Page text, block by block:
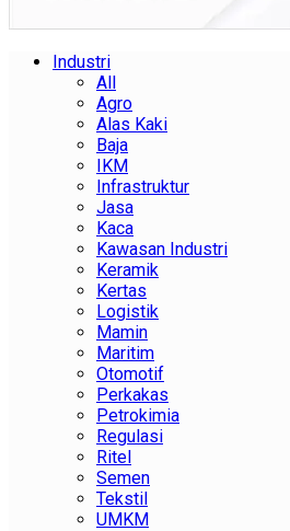
Industri
All
Agro
Alas Kaki
Baja
IKM
Infrastruktur
Jasa
Kaca
Kawasan Industri
Keramik
Kertas
Logistik
Mamin
Maritim
Otomotif
Perkakas
Petrokimia
Regulasi
Ritel
Semen
Tekstil
UMKM